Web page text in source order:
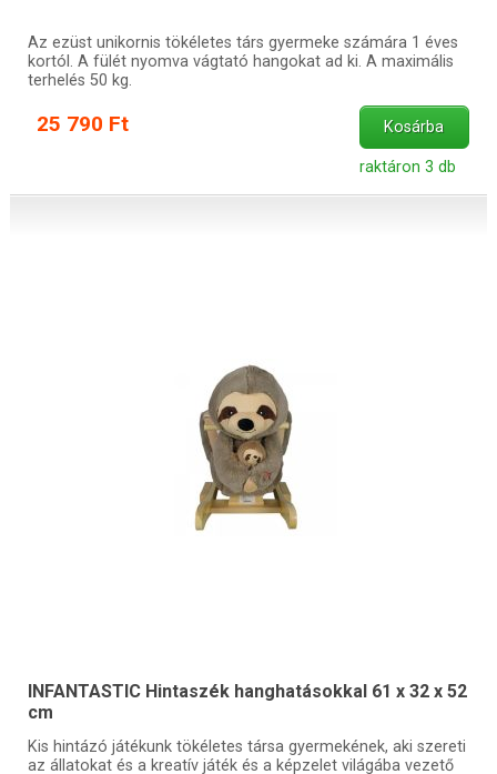
Az ezüst unikornis tökéletes társ gyermeke számára 1 éves
kortól. A fülét nyomva vágtató hangokat ad ki. A maximális
terhelés 50 kg.
25 790 Ft Kosárba
raktáron 3 db
INFANTASTIC Hintaszék hanghatásokkal 61 x 32 x 52
cm
Kis hintázó játékunk tökéletes társa gyermekének, aki szereti
az állatokat és a kreatív játék és a képzelet világába vezető